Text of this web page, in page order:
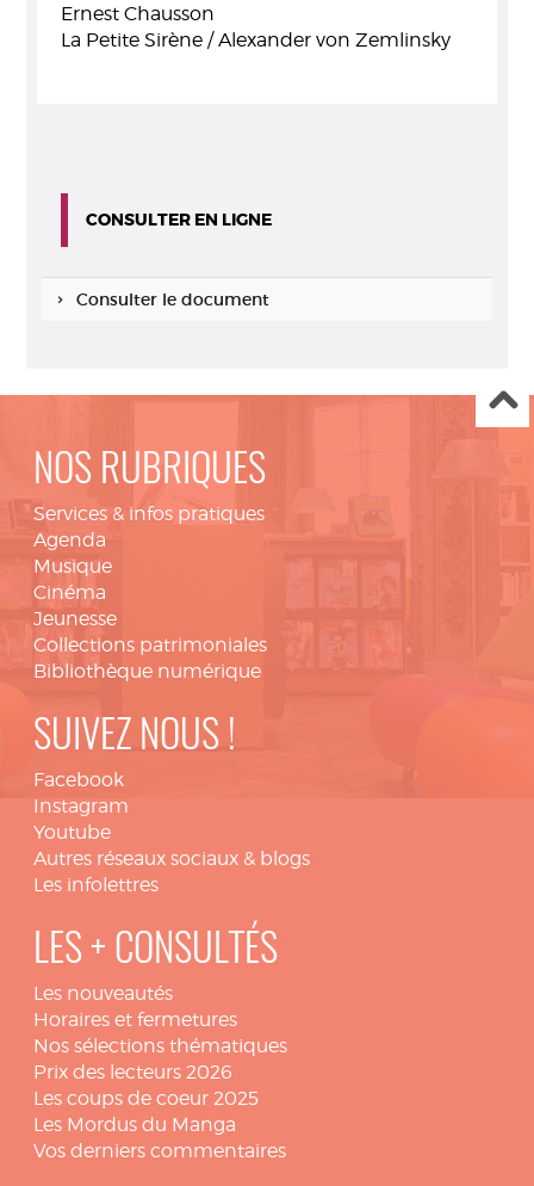
Ernest Chausson
La Petite Sirène / Alexander von Zemlinsky
CONSULTER EN LIGNE
Consulter le document
NOS RUBRIQUES
Services & infos pratiques
Agenda
Musique
Cinéma
Jeunesse
Collections patrimoniales
Bibliothèque numérique
SUIVEZ NOUS !
Facebook
Instagram
Youtube
Autres réseaux sociaux & blogs
Les infolettres
LES + CONSULTÉS
Les nouveautés
Horaires et fermetures
Nos sélections thématiques
Prix des lecteurs 2026
Les coups de coeur 2025
Les Mordus du Manga
Vos derniers commentaires